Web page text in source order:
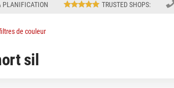
PLANIFICATION TRUSTED SHOPS:
de couleur
sil